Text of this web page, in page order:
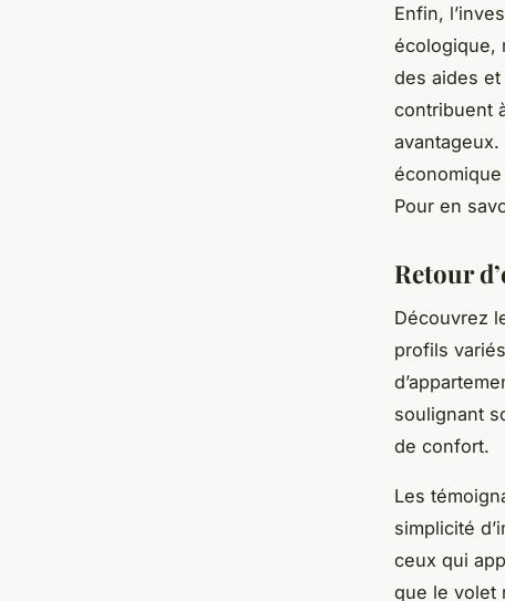
Enfin,
écologique,
des aides
contribuent
Pour en
Retour
Découvrez
profils
soulignant
de confort.
Les
simplicité
ceux qui
que le volet